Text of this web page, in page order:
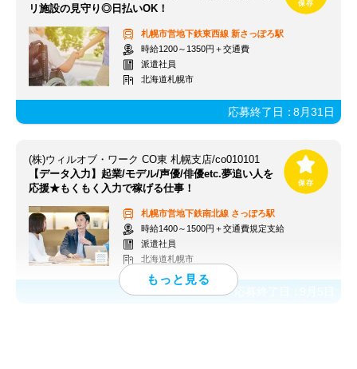
リ施設の見守り◎日払いOK！
札幌市営地下鉄東西線 新さっぽろ駅
時給1200～1350円＋交通費
派遣社員
北海道札幌市
応募終了日：8月31日
(株)ウィルオブ・ワーク CO東 札幌支店/co010101
【データ入力】起業/モデル/声優/俳優etc.夢追い人を
応援★もくもく入力で稼げる仕事！
札幌市営地下鉄南北線 さっぽろ駅
時給1400～1500円＋交通費規定支給
派遣社員
北海道札幌市
応募終了日：